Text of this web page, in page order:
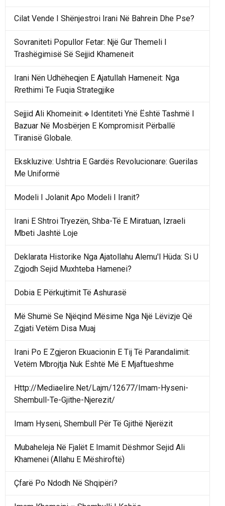
Cilat Vende I Shënjestroi Irani Në Bahrein Dhe Pse?
Sovraniteti Popullor Fetar: Një Gur Themeli I
Trashëgimisë Së Sejjid Khameneit
Irani Nën Udhëheqjen E Ajatullah Hameneit: Nga
Rrethimi Te Fuqia Strategjike
Sejjid Ali Khomeinit:🔹Identiteti Ynë Është Tashmë I
Bazuar Në Mosbërjen E Kompromisit Përballë
Tiranisë Globale.
Ekskluzive: Ushtria E Gardës Revolucionare: Guerilas
Me Uniformë
Modeli I Jolanit Apo Modeli I Iranit?
Irani E Shtroi Tryezën, Shba-Të E Miratuan, Izraeli
Mbeti Jashtë Loje
Deklarata Historike Nga Ajatollahu Alemu'l Hüda: Si U
Zgjodh Sejid Muxhteba Hamenei?
Dobia E Përkujtimit Të Ashurasë
Më Shumë Se Njëqind Mësime Nga Një Lëvizje Që
Zgjati Vetëm Disa Muaj
Irani Po E Zgjeron Ekuacionin E Tij Të Parandalimit:
Vetëm Mbrojtja Nuk Është Më E Mjaftueshme
Http://Mediaelire.Net/Lajm/12677/Imam-Hyseni-
Shembull-Te-Gjithe-Njerezit/
Imam Hyseni, Shembull Për Të Gjithë Njerëzit
Mubaheleja Në Fjalët E Imamit Dëshmor Sejid Ali
Khamenei (Allahu E Mëshiroftë)
Çfarë Po Ndodh Në Shqipëri?